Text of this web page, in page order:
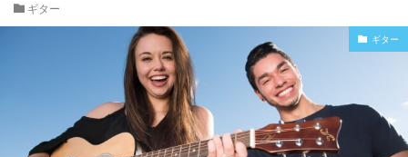
ギター
ギター